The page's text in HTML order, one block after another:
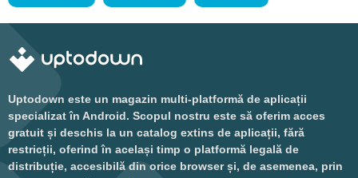
Uptodown este un magazin multi-platformă de aplicații
specializat în Android. Scopul nostru este să oferim acces
gratuit și deschis la un catalog extins de aplicații, fără
restricții, oferind în același timp o platformă legală de
distribuție, accesibilă din orice browser și, de asemenea, prin